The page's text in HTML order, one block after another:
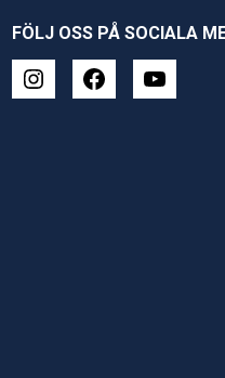
FÖLJ OSS PÅ SOCIALA